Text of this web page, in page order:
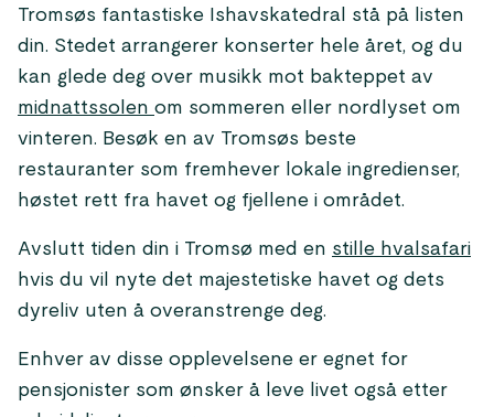
Tromsøs fantastiske Ishavskatedral stå på listen
din. Stedet arrangerer konserter hele året, og du
kan glede deg over musikk mot bakteppet av
midnattssolen om sommeren eller nordlyset om
vinteren. Besøk en av Tromsøs beste
restauranter som fremhever lokale ingredienser,
høstet rett fra havet og fjellene i området.
Avslutt tiden din i Tromsø med en stille hvalsafari
hvis du vil nyte det majestetiske havet og dets
dyreliv uten å overanstrenge deg.
Enhver av disse opplevelsene er egnet for
pensjonister som ønsker å leve livet også etter